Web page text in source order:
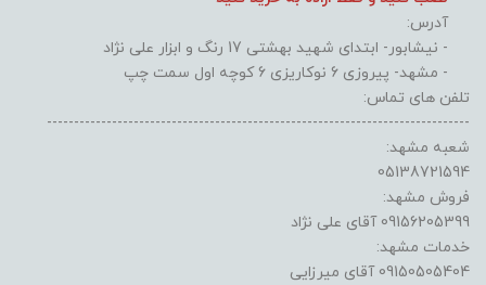
آدرس:
- نیشابور- ابتدای شهید بهشتی 17 رنگ و ابزار علی نژاد
- مشهد- پیروزی 6 نوکاریزی 6 کوچه اول سمت چپ
تلفن های تماس:
------------------------------------------------------------------------------
شعبه مشهد:
05138721594
فروش مشهد:
09156205399 آقای علی نژاد
خدمات مشهد:
09150505404 آقای میرزایی